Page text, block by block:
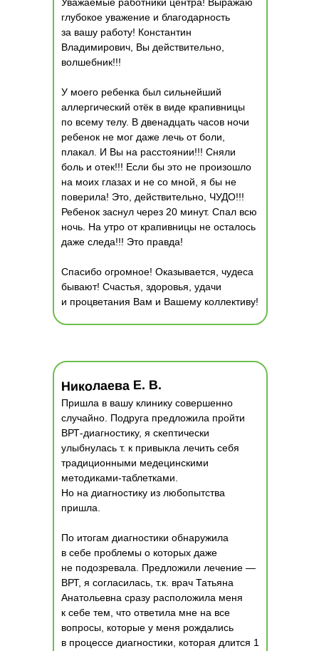
глубокое уважение и благодарность
за вашу работу! Константин
Владимирович, Вы действительно,
волшебник!!!
У моего ребенка был сильнейший
аллергический отёк в виде крапивницы
по всему телу. В двенадцать часов ночи
ребенок не мог даже лечь от боли,
плакал. И Вы на расстоянии!!! Сняли
боль и отек!!! Если бы это не произошло
на моих глазах и не со мной, я бы не
поверила! Это, действительно, ЧУДО!!!
Ребенок заснул через 20 минут. Спал всю
ночь. На утро от крапивницы не осталось
даже следа!!! Это правда!
Спасибо огромное! Оказывается, чудеса
бывают! Счастья, здоровья, удачи
и процветания Вам и Вашему коллективу!
Николаева Е. В.
Пришла в вашу клинику совершенно
случайно. Подруга предложила пройти
ВРТ-диагностику, я скептически
улыбнулась т. к привыкла лечить себя
традиционными медецинскими
методиками-таблетками.
Но на диагностику из любопытства
пришла.
По итогам диагностики обнаружила
в себе проблемы о которых даже
не подозревала. Предложили лечение —
ВРТ, я согласилась, т.к. врач Татьяна
Анатольевна сразу расположила меня
к себе тем, что ответила мне на все
вопросы, которые у меня рождались
в процессе диагностики, которая длится 1